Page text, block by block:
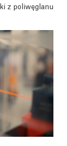
z poliwęglanu